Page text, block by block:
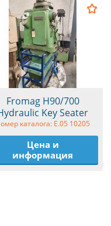
Fromag H90/700
Key Seater
каталога: E.05 10205
Цена и
информация